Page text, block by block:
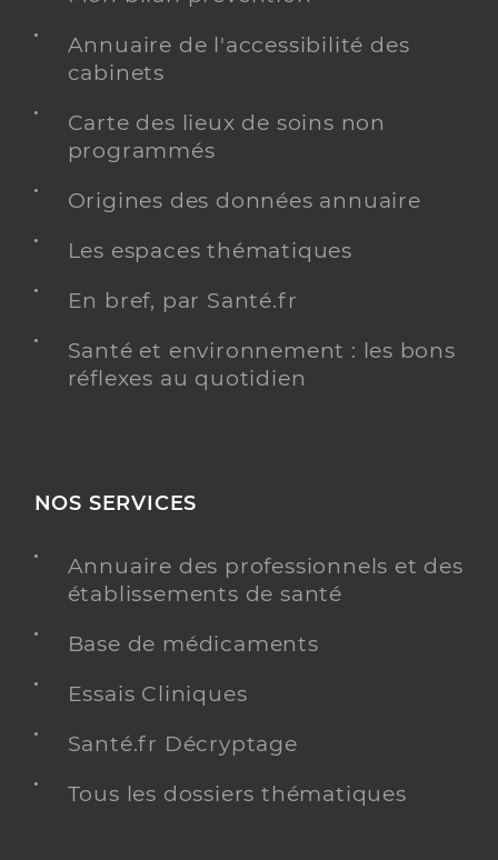
Annuaire de l'accessibilité des
cabinets
Carte des lieux de soins non
programmés
Origines des données annuaire
Les espaces thématiques
En bref, par Santé.fr
Santé et environnement : les bons
réflexes au quotidien
NOS SERVICES
Annuaire des professionnels et des
établissements de santé
Base de médicaments
Essais Cliniques
Santé.fr Décryptage
Tous les dossiers thématiques